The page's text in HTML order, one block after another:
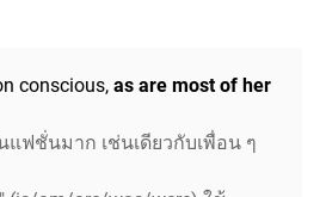
conscious, as are most of her
แฟชั่นมาก เช่นเดียวกับเพื่อน ๆ